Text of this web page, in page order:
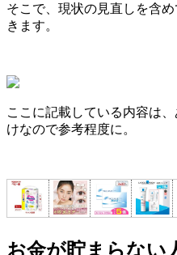
そこで、現状の見直しを含
きます。
ここに記載している内容は
けなので参考程度に。
お金が貯まらない